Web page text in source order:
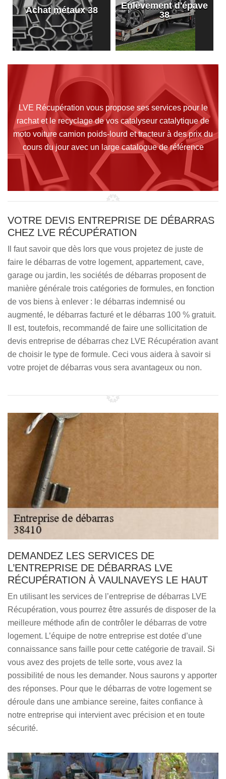
Achat métaux 38
Enlèvement d'épave
38
LVE Récupération vous propose ses services pour le
rachat et le recyclage de vos catalyseur catalytique de
moto voiture camion poids-lourd et tracteur à des prix du
cours du jour avec un large catalogue de référence
VOTRE DEVIS ENTREPRISE DE DÉBARRAS
CHEZ LVE RÉCUPÉRATION
Il faut savoir que dès lors que vous projetez de juste de
faire le débarras de votre logement, appartement, cave,
garage ou jardin, les sociétés de débarras proposent de
manière générale trois catégories de formules, en fonction
de vos biens à enlever : le débarras indemnisé ou
augmenté, le débarras facturé et le débarras 100 % gratuit.
Il est, toutefois, recommandé de faire une sollicitation de
devis entreprise de débarras chez LVE Récupération avant
de choisir le type de formule. Ceci vous aidera à savoir si
votre projet de débarras vous sera avantageux ou non.
DEMANDEZ LES SERVICES DE
L’ENTREPRISE DE DÉBARRAS LVE
RÉCUPÉRATION À VAULNAVEYS LE HAUT
En utilisant les services de l’entreprise de débarras LVE
Récupération, vous pourrez être assurés de disposer de la
meilleure méthode afin de contrôler le débarras de votre
logement. L’équipe de notre entreprise est dotée d’une
connaissance sans faille pour cette catégorie de travail. Si
vous avez des projets de telle sorte, vous avez la
possibilité de nous les demander. Nous saurons y apporter
des réponses. Pour que le débarras de votre logement se
déroule dans une ambiance sereine, faites confiance à
notre entreprise qui intervient avec précision et en toute
sécurité.